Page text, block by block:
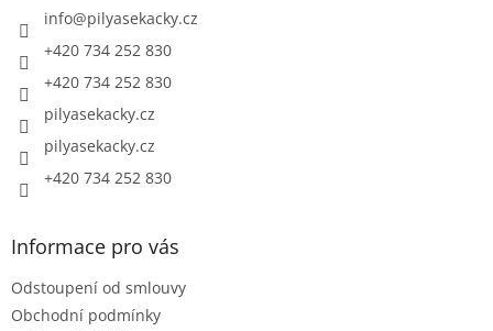
info@pilyasekacky.cz
+420 734 252 830
+420 734 252 830
pilyasekacky.cz
pilyasekacky.cz
+420 734 252 830
Informace pro vás
Odstoupení od smlouvy
Obchodní podmínky